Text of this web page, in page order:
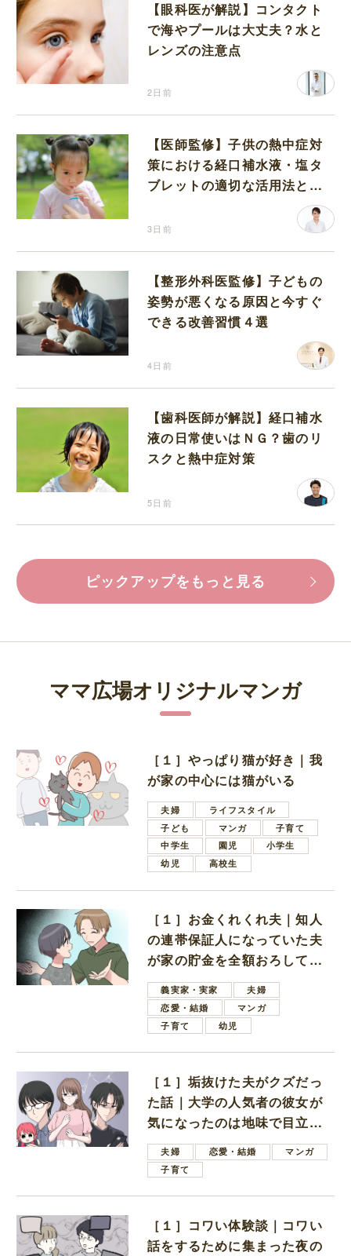
【眼科医が解説】コンタクト
で海やプールは大丈夫？水と
レンズの注意点
2日前
【医師監修】子供の熱中症対
策における経口補水液・塩タ
ブレットの適切な活用法と水
3日前
【整形外科医監修】子どもの
姿勢が悪くなる原因と今すぐ
できる改善習慣４選
4日前
【歯科医師が解説】経口補水
液の日常使いはＮＧ？歯のリ
スクと熱中症対策
5日前
ピックアップをもっと見る
ママ広場オリジナルマンガ
［１］やっぱり猫が好き｜我
が家の中心には猫がいる
夫婦
ライフスタイル
子ども
マンガ
子育て
中学生
園児
小学生
幼児
高校生
［１］お金くれくれ夫｜知人
の連帯保証人になっていた夫
が家の貯金を全額おろしてほ
しいと言ってきた
義実家・実家
夫婦
恋愛・結婚
マンガ
子育て
幼児
［１］垢抜けた夫がクズだっ
た話｜大学の人気者の彼女が
気になったのは地味で目立た
ない男子学生
夫婦 恋愛・結婚
マンガ
子育て
［１］コワい体験談｜コワい
話をするために集まった夜の